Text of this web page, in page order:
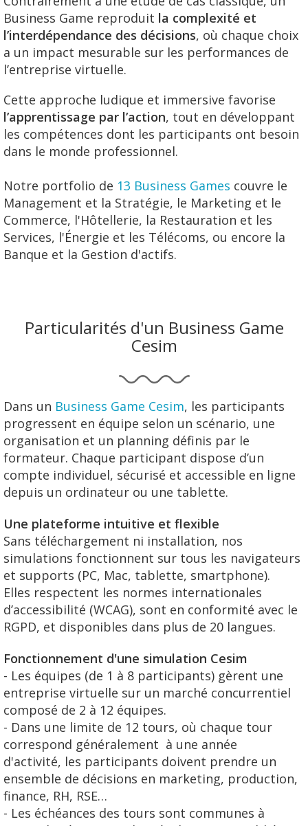
Business Game reproduit la complexité et
l’interdépendance des décisions, où chaque choix
a un impact mesurable sur les performances de
l’entreprise virtuelle.
Cette approche ludique et immersive favorise
l’apprentissage par l’action, tout en développant
les compétences dont les participants ont besoin
dans le monde professionnel.
Notre portfolio de 13 Business Games couvre le
Management et la Stratégie, le Marketing et le
Commerce, l'Hôtellerie, la Restauration et les
Services, l'Énergie et les Télécoms, ou encore la
Banque et la Gestion d'actifs.
Particularités d'un Business Game
Cesim
Dans un Business Game Cesim, les participants
progressent en équipe selon un scénario, une
organisation et un planning définis par le
formateur. Chaque participant dispose d’un
compte individuel, sécurisé et accessible en ligne
depuis un ordinateur ou une tablette.
Une plateforme intuitive et flexible
Sans téléchargement ni installation, nos
simulations fonctionnent sur tous les navigateurs
et supports (PC, Mac, tablette, smartphone).
Elles respectent les normes internationales
d’accessibilité (WCAG), sont en conformité avec le
RGPD, et disponibles dans plus de 20 langues.
Fonctionnement d'une simulation Cesim
- Les équipes (de 1 à 8 participants) gèrent une
entreprise virtuelle sur un marché concurrentiel
composé de 2 à 12 équipes.
- Dans une limite de 12 tours, où chaque tour
correspond généralement à une année
d'activité, les participants doivent prendre un
ensemble de décisions en marketing, production,
finance, RH, RSE…
- Les échéances des tours sont communes à